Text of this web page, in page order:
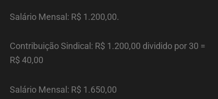
Salário Mensal: R$ 1.200,00.
Contribuição Sindical: R$ 1.200,00 dividido por 30 =
R$ 40,00
Salário Mensal: R$ 1.650,00